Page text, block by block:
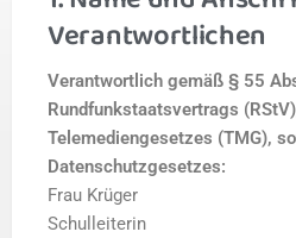
Verantwortlichen
Verantwortlich gemäß § 55
Rundfunkstaatsvertrags
Telemediengesetzes (TMG),
Datenschutzgesetzes:
Frau Krüger
Schulleiterin